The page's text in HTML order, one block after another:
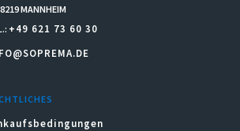
MANNHEIM
+49 621 73 60 30